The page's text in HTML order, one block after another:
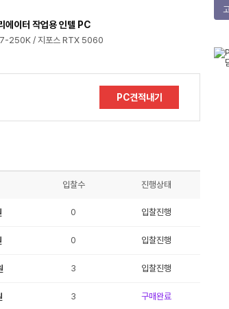
에이터 작업용 인텔 PC
250K / 지포스 RTX 5060
PC견적내기
입찰수 진행상태
0 입찰진행
0 입찰진행
3 입찰진행
3 구매완료